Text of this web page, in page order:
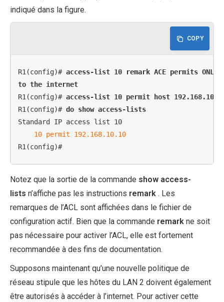
indiqué dans la figure.
COPY
R1(config)# access-list 10 remark ACE permits
to the internet
R1(config)# access-list 10 permit host
R1(config)# do show access-lists
Standard IP access list 10
10 permit 192.168.10.10
R1(config)#
Notez que la sortie de la commande show access-
lists n’affiche pas les instructions remark . Les
remarques de l’ACL sont affichées dans le fichier de
configuration actif. Bien que la commande remark ne soit
pas nécessaire pour activer l’ACL, elle est fortement
recommandée à des fins de documentation.
Supposons maintenant qu’une nouvelle politique de
réseau stipule que les hôtes du LAN 2 doivent également
être autorisés à accéder à l’internet. Pour activer cette